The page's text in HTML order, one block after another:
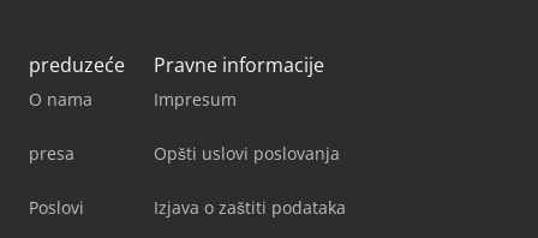
preduzeće
O nama
presa
Poslovi
Pravne informacije
Impresum
Opšti uslovi poslovanja
Izjava o zaštiti podataka